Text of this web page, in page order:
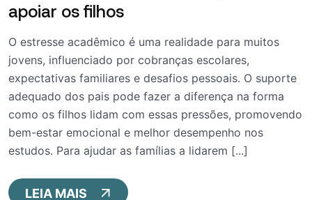
apoiar os filhos
O estresse acadêmico é uma realidade para muitos
jovens, influenciado por cobranças escolares,
expectativas familiares e desafios pessoais. O suporte
adequado dos pais pode fazer a diferença na forma
como os filhos lidam com essas pressões, promovendo
bem-estar emocional e melhor desempenho nos
estudos. Para ajudar as famílias a lidarem [...]
LEIA MAIS